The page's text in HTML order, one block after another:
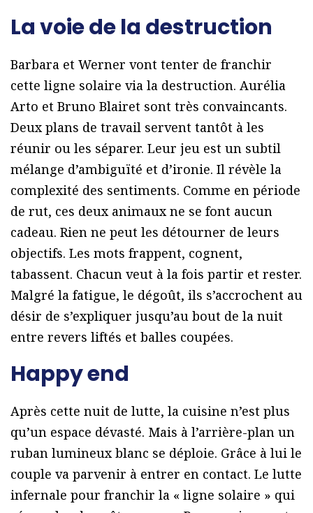
La voie de la destruction
Barbara et Werner vont tenter de franchir
cette ligne solaire via la destruction. Aurélia
Arto et Bruno Blairet sont très convaincants.
Deux plans de travail servent tantôt à les
réunir ou les séparer. Leur jeu est un subtil
mélange d’ambiguïté et d’ironie. Il révèle la
complexité des sentiments. Comme en période
de rut, ces deux animaux ne se font aucun
cadeau. Rien ne peut les détourner de leurs
objectifs. Les mots frappent, cognent,
tabassent. Chacun veut à la fois partir et rester.
Malgré la fatigue, le dégoût, ils s’accrochent au
désir de s’expliquer jusqu’au bout de la nuit
entre revers liftés et balles coupées.
Happy end
Après cette nuit de lutte, la cuisine n’est plus
qu’un espace dévasté. Mais à l’arrière-plan un
ruban lumineux blanc se déploie. Grâce à lui le
couple va parvenir à entrer en contact. Le lutte
infernale pour franchir la « ligne solaire » qui